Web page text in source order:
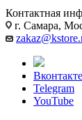
Контактная
г. Самара,
Вконтакте
Telegram
YouTube